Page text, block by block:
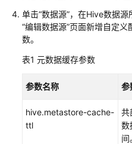
入
门
用
指
组
单击“数据源”，在Hive数据源
“编辑数据源”页面新增自定义
数。
表1 元数据缓存参数
参数名称 参
hive.metastore-cache-
ttl
共
数
间